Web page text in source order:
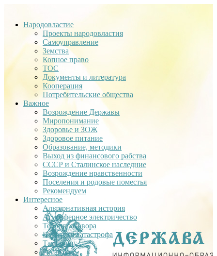
Народовластие
Проекты народовластия
Самоуправление
Земства
Копное право
ТОС
Документы и литература
Кооперация
Потребительские общества
Важное
Возрождение Державы
Миропонимание
Здоровье и ЗОЖ
Здоровое питание
Образование, методики
Выход из финансового рабства
СССР и Сталинское наследние
Возрождение нравственности
Поселения и родовые поместья
Рекомендуем
Интересное
Альтернативная история
Атмосферное электричество
Теория заговора
Недавняя катастрофа
Тартария
Гиганты